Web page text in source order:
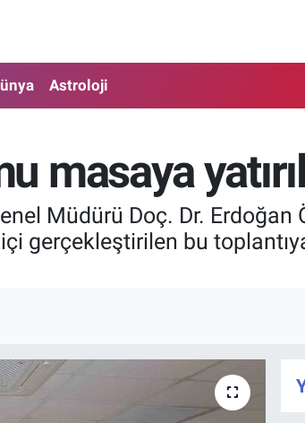
Astroloji
masaya
Müdürü Doç. Dr.
gerçekleştirilen bu